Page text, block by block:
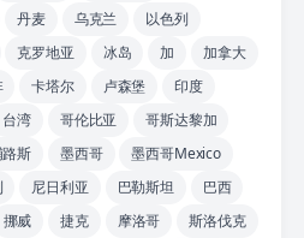
丹麦 乌克兰
以色列
克罗地亚 冰岛 加
加拿大
卡塔尔 卢森堡
印度
台湾 哥伦比亚
哥斯达黎加
斯 墨西哥
墨西哥Mexico
尼日利亚 巴勒斯坦
巴西
挪威 捷克 摩洛哥
斯洛伐克